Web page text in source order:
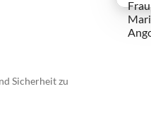
Sicherheit zu